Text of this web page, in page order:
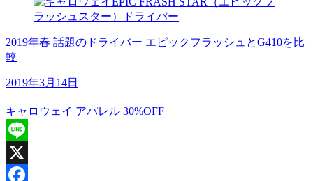
2019年春 話題のドライバー エピックフラッシュとG410を比
較
2019年3月14日
キャロウェイ アパレル 30%OFF
Line
X